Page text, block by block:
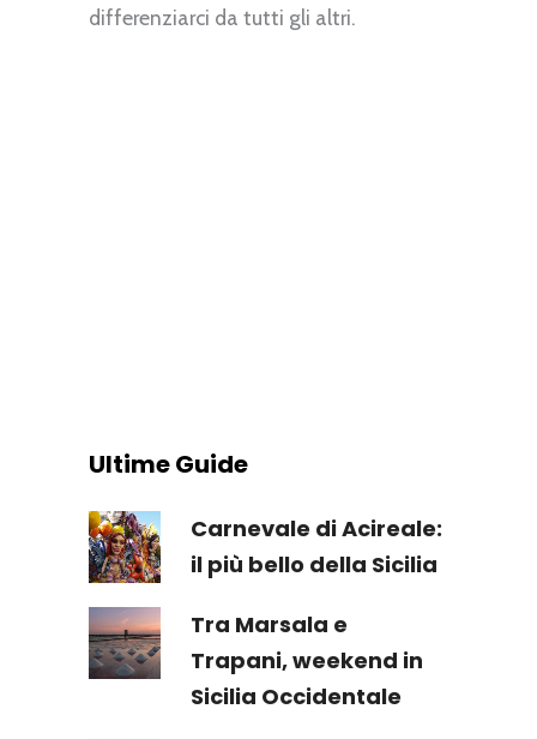
differenziarci da tutti gli altri.
Ultime Guide
Carnevale di Acireale:
il più bello della Sicilia
Tra Marsala e
Trapani, weekend in
Sicilia Occidentale